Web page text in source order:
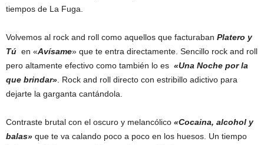
tiempos de La Fuga.
Volvemos al rock and roll como aquellos que facturaban Platero y
Tú en «Avísame» que te entra directamente. Sencillo rock and roll
pero altamente efectivo como también lo es «Una Noche por la
que brindar» . Rock and roll directo con estribillo adictivo para
dejarte la garganta cantándola.
Contraste brutal con el oscuro y melancólico «Cocaina, alcohol y
balas» que te va calando poco a poco en los huesos. Un tiempo